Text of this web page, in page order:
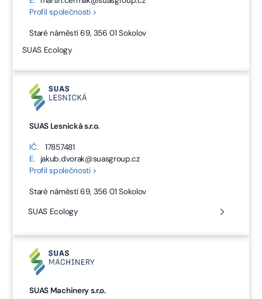
Profil společnosti >
Staré náměstí 69, 356 01 Sokolov
SUAS Ecology
SUAS Lesnická s.r.o.
IČ.
17857481
E. jakub.dvorak@suasgroup.cz
Profil společnosti >
Staré náměstí 69, 356 01 Sokolov
SUAS Ecology
SUAS Machinery s.r.o.